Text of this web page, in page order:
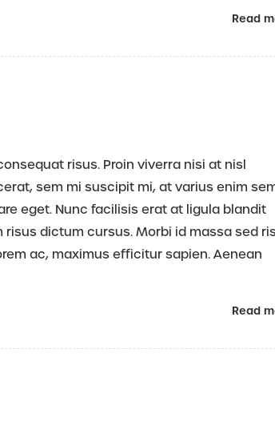
Read
risus. Proin viverra nisi at nisl
sem mi suscipit mi, at varius enim
eget. Nunc facilisis erat at ligula blandit
dictum cursus. Morbi id massa sed
ac, maximus efficitur sapien. Aenean
Read